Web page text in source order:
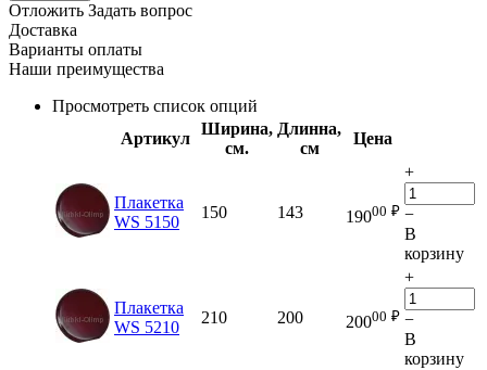
Отложить Задать вопрос
Доставка
Варианты оплаты
Наши преимущества
Просмотреть список опций
Артикул
Ширина,
см.
Длинна,
см
Цена
Плакетка
WS 5150
150 143 19000 ₽
+
−
В
корзину
Плакетка
WS 5210
210 200 20000 ₽
+
−
В
корзину